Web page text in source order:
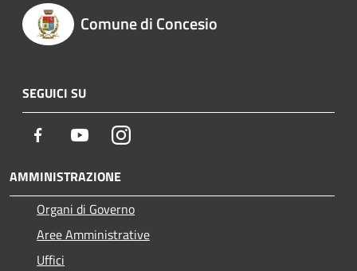
Comune di Concesio
SEGUICI SU
Facebook YoutubeInstagram
AMMINISTRAZIONE
Organi di Governo
Aree Amministrative
Uffici